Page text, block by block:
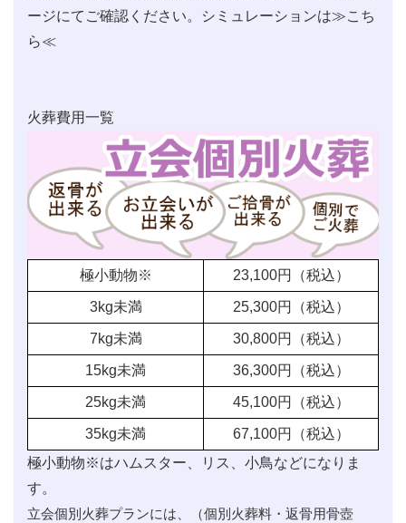
ージにてご確認ください。シミュレーションは≫こち
ら≪
火葬費用一覧
極小動物※ 23,100円（税込）
3kg未満 25,300円（税込）
7kg未満 30,800円（税込）
15kg未満 36,300円（税込）
25kg未満 45,100円（税込）
35kg未満 67,100円（税込）
極小動物※はハムスター、リス、小鳥などになりま
す。
立会個別火葬プランには、（個別火葬料・返骨用骨壺